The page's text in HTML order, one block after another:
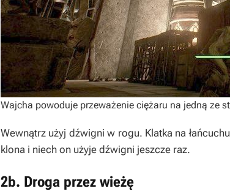
Wajcha powoduje przeważenie ciężaru na jedną ze
Wewnątrz użyj dźwigni w rogu. Klatka na
klona i niech on użyje dźwigni jeszcze raz.
2b. Droga przez wieżę